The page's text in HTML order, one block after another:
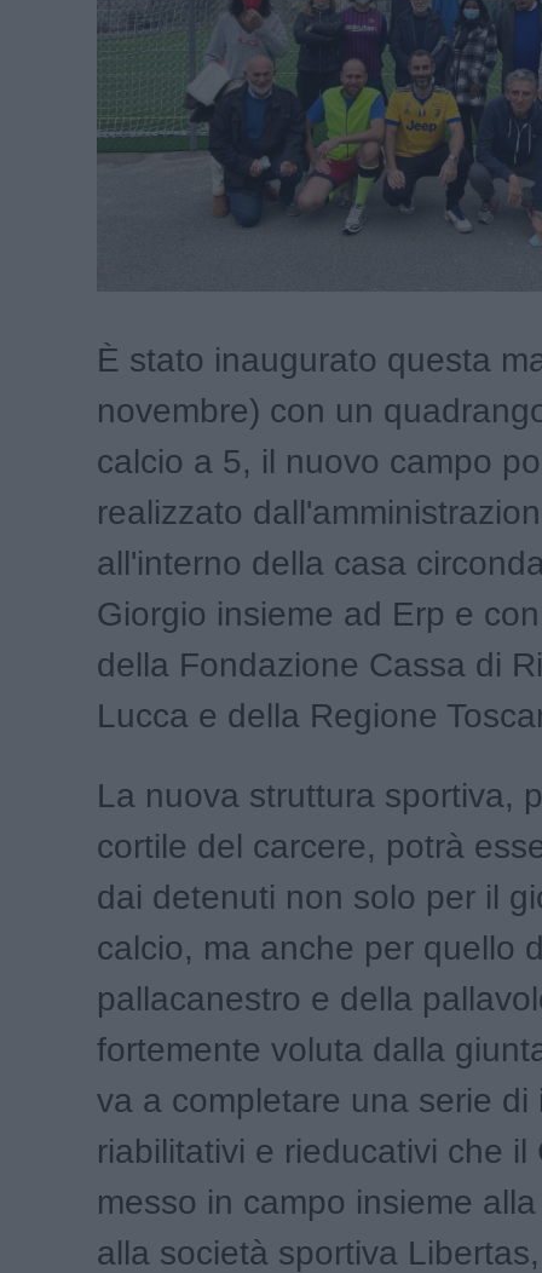
È stato inaugurato questa
novembre) con un
calcio a 5, il nuovo campo
realizzato
all'interno della casa
Giorgio insieme ad Erp e
della Fondazione Cassa di
Lucca e della Regione
La nuova struttura sportiva,
cortile del carcere, potrà
dai detenuti non solo per il
calcio, ma anche per quello
pallacanestro e della
fortemente voluta dalla
va a completare una serie di
riabilitativi e rieducativi che il
messo in campo insieme
alla società sportiva